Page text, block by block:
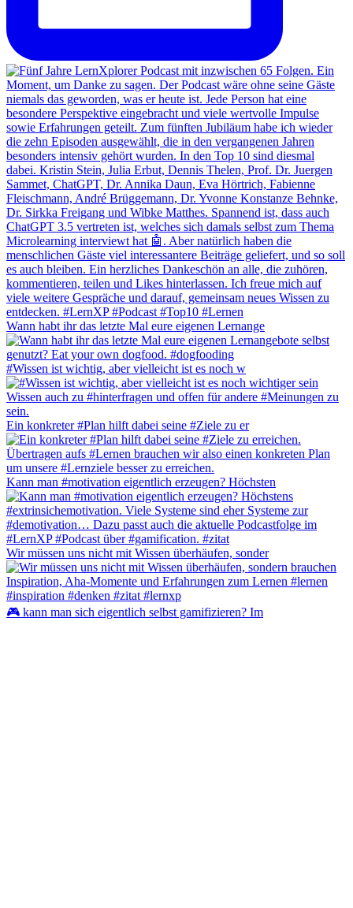
Wann habt ihr das letzte Mal eure eigenen Lernange
#Wissen ist wichtig, aber vielleicht ist es noch w
Ein konkreter #Plan hilft dabei seine #Ziele zu er
Kann man #motivation eigentlich erzeugen? Höchsten
Wir müssen uns nicht mit Wissen überhäufen, sonder
🎮 kann man sich eigentlich selbst gamifizieren? Im